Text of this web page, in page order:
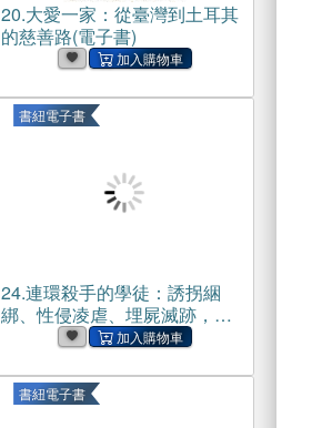
20.大愛一家：從臺灣到土耳其
的慈善路(電子書)
書紐電子書
24.連環殺手的學徒：誘拐綑
綁、性侵凌虐、埋屍滅跡，休
士頓最凶殘殺人魔與青少年共
書紐電子書